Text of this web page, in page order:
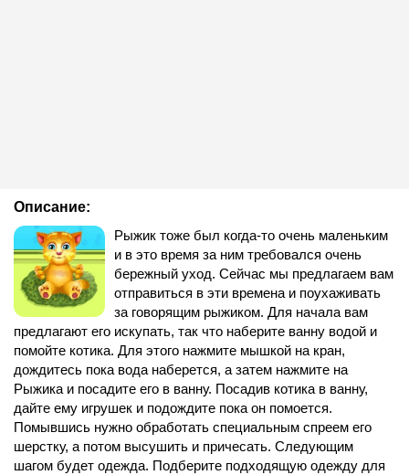
Описание:
Рыжик тоже был когда-то очень маленьким
и в это время за ним требовался очень
бережный уход. Сейчас мы предлагаем вам
отправиться в эти времена и поухаживать
за говорящим рыжиком. Для начала вам
предлагают его искупать, так что наберите ванну водой и
помойте котика. Для этого нажмите мышкой на кран,
дождитесь пока вода наберется, а затем нажмите на
Рыжика и посадите его в ванну. Посадив котика в ванну,
дайте ему игрушек и подождите пока он помоется.
Помывшись нужно обработать специальным спреем его
шерстку, а потом высушить и причесать. Следующим
шагом будет одежда. Подберите подходящую одежду для